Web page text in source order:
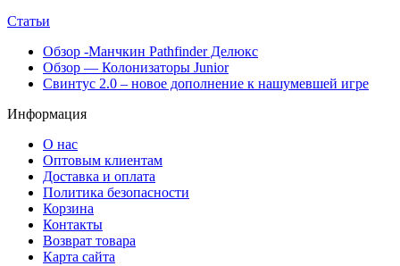
Статьи
Обзор -Манчкин Pathfinder Делюкс
Обзор — Колонизаторы Junior
Свинтус 2.0 – новое дополнение к нашумевшей игре
Информация
О нас
Оптовым клиентам
Доставка и оплата
Политика безопасности
Корзина
Контакты
Возврат товара
Карта сайта